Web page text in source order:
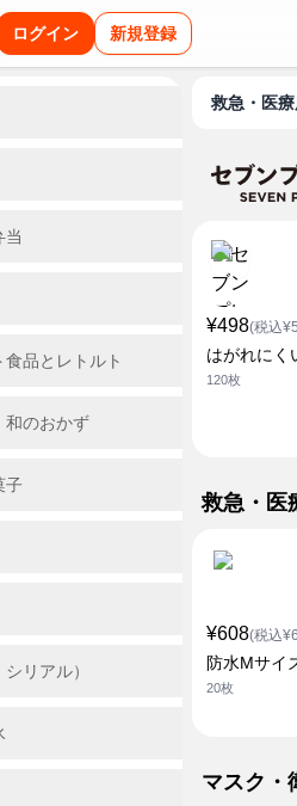
ログイン 新規登録
救急・医
¥498(税込
はがれにく
120枚
救急・
¥608(税込
防水Mサイ
20枚
マスク
当
食品とレトルト
和のおかず
子
シリアル）